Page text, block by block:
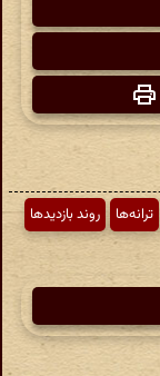
ترانه‌ها
روند بازدیدها